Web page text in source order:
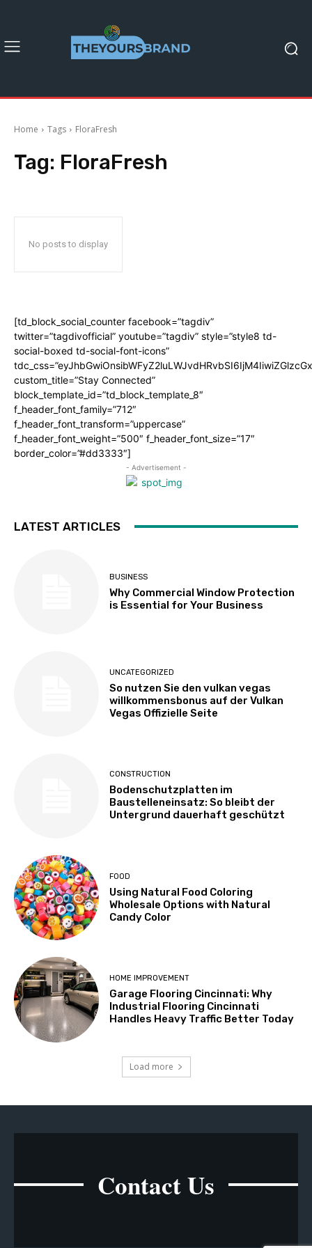
Home Tags FloraFresh
Tag: FloraFresh
No posts to display
[td_block_social_counter facebook=”tagdiv”
twitter=”tagdivofficial” youtube=”tagdiv” style=”style8 td-
social-boxed td-social-font-icons”
custom_title=”Stay Connected”
block_template_id=”td_block_template_8″
f_header_font_family=”712″
f_header_font_transform=”uppercase”
f_header_font_weight=”500″ f_header_font_size=”17″
border_color=”#dd3333″]
- Advertisement -
LATEST ARTICLES
BUSINESS
Why Commercial Window Protection
is Essential for Your Business
UNCATEGORIZED
So nutzen Sie den vulkan vegas
willkommensbonus auf der Vulkan
Vegas Offizielle Seite
CONSTRUCTION
Bodenschutzplatten im
Baustelleneinsatz: So bleibt der
Untergrund dauerhaft geschützt
FOOD
Using Natural Food Coloring
Wholesale Options with Natural
Candy Color
HOME IMPROVEMENT
Garage Flooring Cincinnati: Why
Industrial Flooring Cincinnati
Handles Heavy Traffic Better Today
Load more
Contact Us